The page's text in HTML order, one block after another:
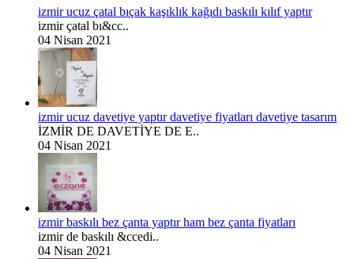
izmir ucuz çatal bıçak kaşıklık kağıdı baskılı kılıf yaptır
izmir çatal bı&cc..
04 Nisan 2021
izmir ucuz davetiye yaptır davetiye fiyatları davetiye tasarım
İZMİR DE DAVETİYE DE E..
04 Nisan 2021
izmir baskılı bez çanta yaptır ham bez çanta fiyatları
izmir de baskılı &ccedi..
04 Nisan 2021